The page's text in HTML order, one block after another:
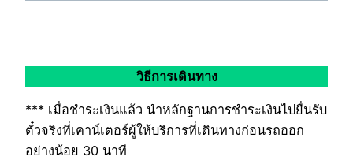
วิธีการเดินทาง
*** เมื่อชำระเงินแล้ว นำหลักฐานการชำระเงินไปยื่นรับ
ตั๋วจริงที่เคาน์เตอร์ผู้ให้บริการที่เดินทางก่อนรถออก
อย่างน้อย 30 นาที